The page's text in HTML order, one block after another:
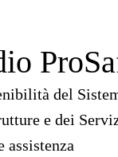
del
e dei
assistenza